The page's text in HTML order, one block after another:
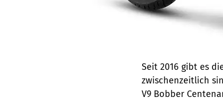
Seit 2016 gibt es
zwischenzeitlich
V9 Bobber